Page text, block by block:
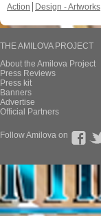
Action
Design - Artworks
THE AMILOVA PROJECT
About the Amilova Project
Press Reviews
Press kit
Banners
Advertise
Official Partners
Follow Amilova on